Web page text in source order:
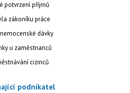
potvrzení příjmů
zákoníku práce
dávky
u zaměstnanců
cizinců
podnikatel